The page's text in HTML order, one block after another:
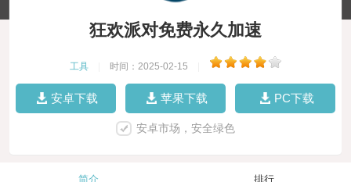
狂欢派对免费永久加速
工具 时间：2025-02-15
安卓下载 苹果下载 PC下载
安卓市场，安全绿色
简介 排行